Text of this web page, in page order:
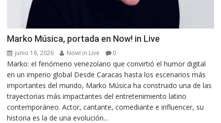
Marko Música, portada en Now! in Live
junio 18, 2026 Now! in Live 0
Marko: el fenómeno venezolano que convirtió el humor digital
en un imperio global Desde Caracas hasta los escenarios más
importantes del mundo, Marko Música ha construido una de las
trayectorias más impactantes del entretenimiento latino
contemporáneo. Actor, cantante, comediante e influencer, su
historia es la de una evolución...